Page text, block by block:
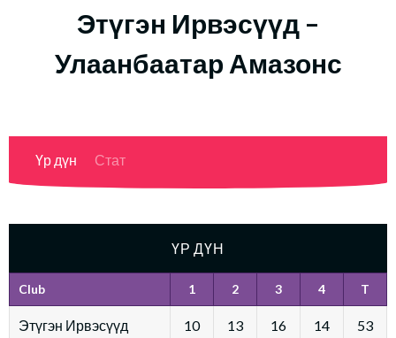
Этүгэн Ирвэсүүд –
Улаанбаатар Амазонс
Үр дүн Стат
ҮР ДҮН
Club 1 2 3 4 T
Этүгэн Ирвэсүүд 10 13 16 14 53